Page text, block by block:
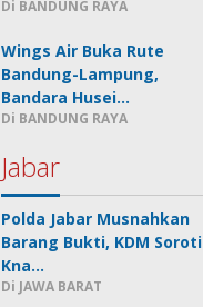
Di BANDUNG RAYA
Wings Air Buka Rute
Bandung-Lampung,
Bandara Husei…
Di BANDUNG RAYA
Jabar
Polda Jabar Musnahkan
Barang Bukti, KDM Soroti
Kna…
Di JAWA BARAT